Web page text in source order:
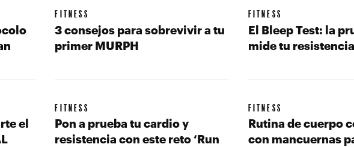
FITNESS
3 consejos para sobrevivir a tu
primer MURPH
FITNESS
El Bleep Test: la
mide tu
el
FITNESS
Pon a prueba tu cardio y
resistencia con este reto ‘Run
FITNESS
Rutina de cuerpo
con mancuernas